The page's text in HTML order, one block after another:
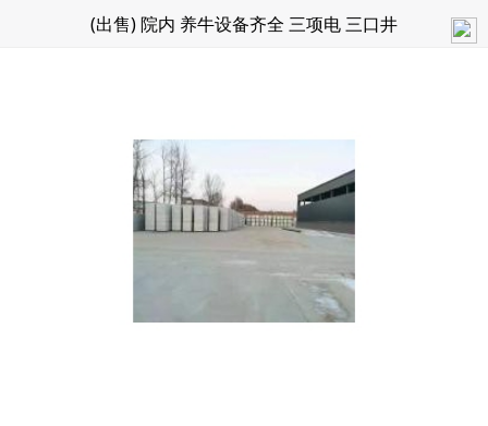
(出售) 院内 养牛设备齐全 三项电 三口井